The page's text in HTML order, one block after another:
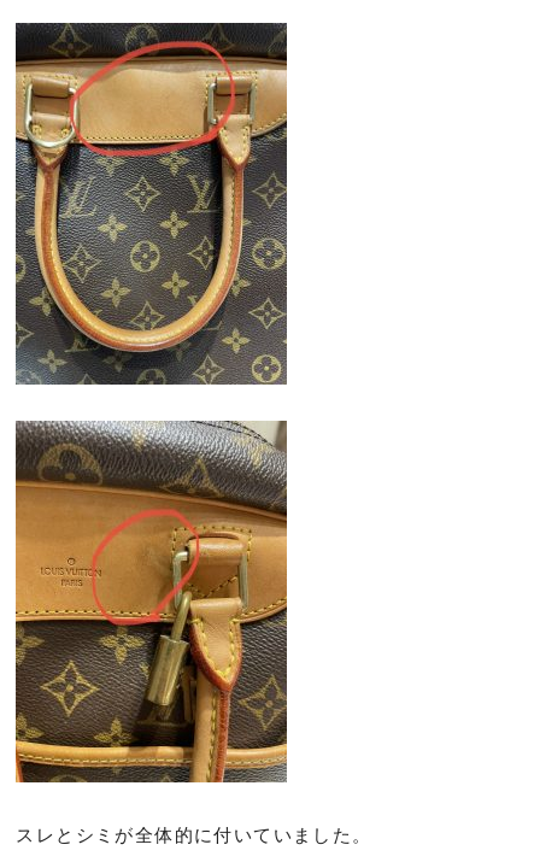
スレとシミが全体的に付いていました。